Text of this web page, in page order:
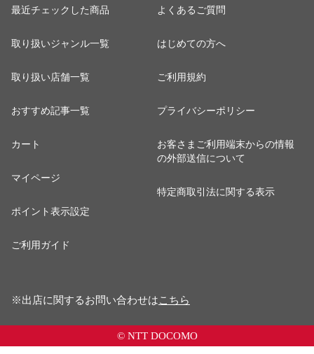
最近チェックした商品
取り扱いジャンル一覧
取り扱い店舗一覧
おすすめ記事一覧
カート
マイページ
ポイント表示設定
ご利用ガイド
よくあるご質問
はじめての方へ
ご利用規約
プライバシーポリシー
お客さまご利用端末からの情報
の外部送信について
特定商取引法に関する表示
※出店に関するお問い合わせはこちら
© NTT DOCOMO